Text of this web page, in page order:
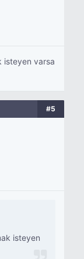
isteyen varsa
#5
isteyen